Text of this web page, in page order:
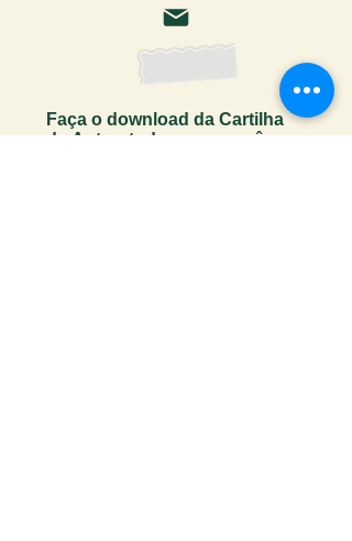
Faça o download da Cartilha
do Autor: tudo o que você